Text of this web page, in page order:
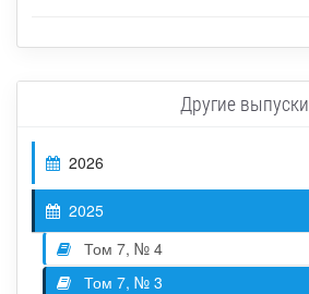
Другие выпуски
2026
2025
Том 7, № 4
Том 7, № 3